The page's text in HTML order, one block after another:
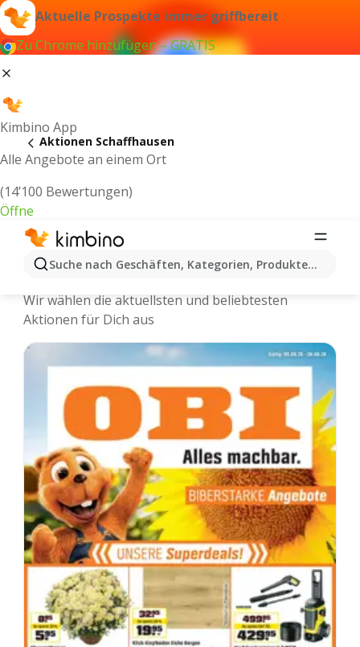
Aktuelle Prospekte immer griffbereit
Zu Chrome hinzufügen – GRATIS
Kimbino App
Alle Angebote an einem Ort
(14’100 Bewertungen)
Öffne
Suche nach Geschäften, Kategorien, Produkten...
Aktionen Schaffhausen
Kimbino.ch | Schaffhausen Aktionen,
Wir wählen die aktuellsten und beliebtesten
Aktionen für Dich aus